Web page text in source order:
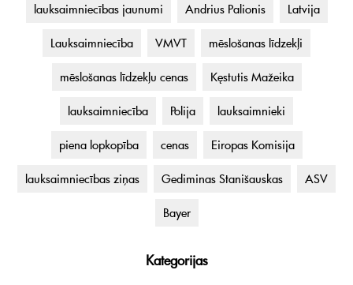
lauksaimniecības jaunumi Andrius Palionis Latvija
Lauksaimniecība VMVT mēslošanas līdzekļi
mēslošanas līdzekļu cenas Kęstutis Mažeika
lauksaimniecība Polija lauksaimnieki
piena lopkopība cenas Eiropas Komisija
lauksaimniecības ziņas Gediminas Stanišauskas ASV
Bayer
Kategorijas